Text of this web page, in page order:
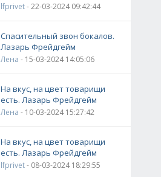
lfprivet- 22-03-2024 09:42:44
Спасительный звон бокалов.
Лазарь Фрейдгейм
Лена - 15-03-2024 14:05:06
На вкус, на цвет товарищи
есть. Лазарь Фрейдгейм
Лена - 10-03-2024 15:27:42
На вкус, на цвет товарищи
есть. Лазарь Фрейдгейм
lfprivet- 08-03-2024 18:29:55